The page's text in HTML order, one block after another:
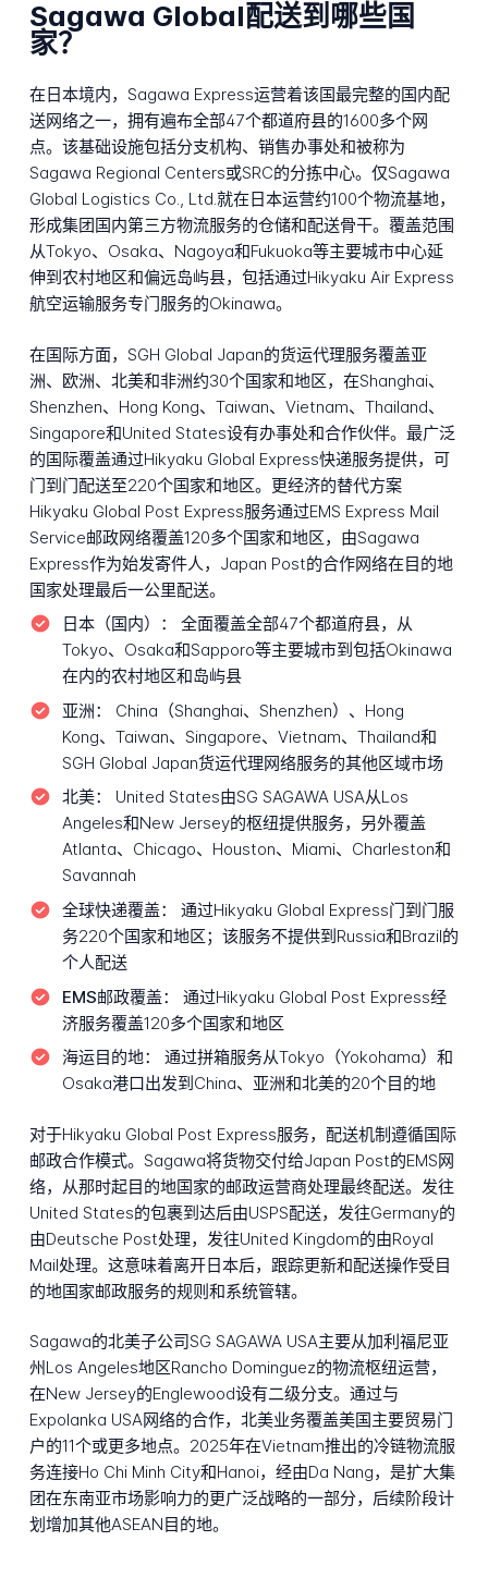
Sagawa Global配送到哪些国
家？
在日本境内，Sagawa Express运营着该国最完整的国内配
送网络之一，拥有遍布全部47个都道府县的1600多个网
点。该基础设施包括分支机构、销售办事处和被称为
Sagawa Regional Centers或SRC的分拣中心。仅Sagawa
Global Logistics Co., Ltd.就在日本运营约100个物流基地，
形成集团国内第三方物流服务的仓储和配送骨干。覆盖范围
从Tokyo、Osaka、Nagoya和Fukuoka等主要城市中心延
伸到农村地区和偏远岛屿县，包括通过Hikyaku Air Express
航空运输服务专门服务的Okinawa。
在国际方面，SGH Global Japan的货运代理服务覆盖亚
洲、欧洲、北美和非洲约30个国家和地区，在Shanghai、
Shenzhen、Hong Kong、Taiwan、Vietnam、Thailand、
Singapore和United States设有办事处和合作伙伴。最广泛
的国际覆盖通过Hikyaku Global Express快递服务提供，可
门到门配送至220个国家和地区。更经济的替代方案
Hikyaku Global Post Express服务通过EMS Express Mail
Service邮政网络覆盖120多个国家和地区，由Sagawa
Express作为始发寄件人，Japan Post的合作网络在目的地
国家处理最后一公里配送。
日本（国内）：
全面覆盖全部47个都道府县，从
Tokyo、Osaka和Sapporo等主要城市到包括Okinawa
在内的农村地区和岛屿县
亚洲：
China（Shanghai、Shenzhen）、Hong
Kong、Taiwan、Singapore、Vietnam、Thailand和
SGH Global Japan货运代理网络服务的其他区域市场
北美：
United States由SG SAGAWA USA从Los
Angeles和New Jersey的枢纽提供服务，另外覆盖
Atlanta、Chicago、Houston、Miami、Charleston和
Savannah
全球快递覆盖：
通过Hikyaku Global Express门到门服
务220个国家和地区；该服务不提供到Russia和Brazil的
个人配送
EMS邮政覆盖：
通过Hikyaku Global Post Express经
济服务覆盖120多个国家和地区
海运目的地：
通过拼箱服务从Tokyo（Yokohama）和
Osaka港口出发到China、亚洲和北美的20个目的地
对于Hikyaku Global Post Express服务，配送机制遵循国际
邮政合作模式。Sagawa将货物交付给Japan Post的EMS网
络，从那时起目的地国家的邮政运营商处理最终配送。发往
United States的包裹到达后由USPS配送，发往Germany的
由Deutsche Post处理，发往United Kingdom的由Royal
Mail处理。这意味着离开日本后，跟踪更新和配送操作受目
的地国家邮政服务的规则和系统管辖。
Sagawa的北美子公司SG SAGAWA USA主要从加利福尼亚
州Los Angeles地区Rancho Dominguez的物流枢纽运营，
在New Jersey的Englewood设有二级分支。通过与
Expolanka USA网络的合作，北美业务覆盖美国主要贸易门
户的11个或更多地点。2025年在Vietnam推出的冷链物流服
务连接Ho Chi Minh City和Hanoi，经由Da Nang，是扩大集
团在东南亚市场影响力的更广泛战略的一部分，后续阶段计
划增加其他ASEAN目的地。